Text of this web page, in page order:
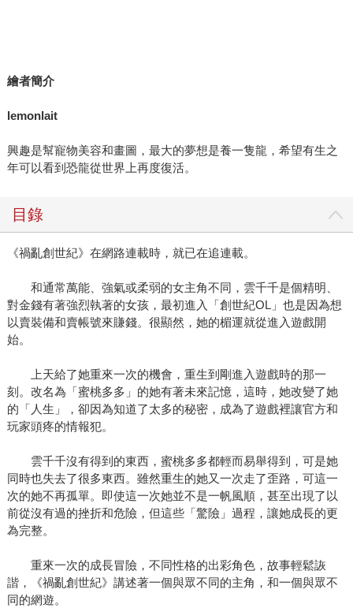
繪者簡介
lemonlait
興趣是幫寵物美容和畫圖，最大的夢想是養一隻龍，希望有生之
年可以看到恐龍從世界上再度復活。
目錄
《禍亂創世紀》在網路連載時，就已在追連載。
和通常萬能、強氣或柔弱的女主角不同，雲千千是個精明、
對金錢有著強烈執著的女孩，最初進入「創世紀OL」也是因為想
以賣裝備和賣帳號來賺錢。很顯然，她的楣運就從進入遊戲開
始。
上天給了她重來一次的機會，重生到剛進入遊戲時的那一
刻。改名為「蜜桃多多」的她有著未來記憶，這時，她改變了她
的「人生」，卻因為知道了太多的秘密，成為了遊戲裡讓官方和
玩家頭疼的情報犯。
雲千千沒有得到的東西，蜜桃多多都輕而易舉得到，可是她
同時也失去了很多東西。雖然重生的她又一次走了歪路，可這一
次的她不再孤單。即使這一次她並不是一帆風順，甚至出現了以
前從沒有過的挫折和危險，但這些「驚險」過程，讓她成長的更
為完整。
重來一次的成長冒險，不同性格的出彩角色，故事輕鬆詼
諧，《禍亂創世紀》講述著一個與眾不同的主角，和一個與眾不
同的網遊。